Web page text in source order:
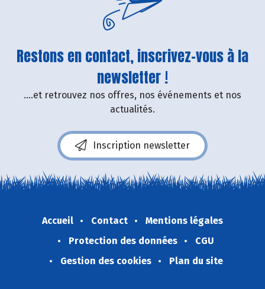
Restons en contact, inscrivez-vous à la
newsletter !
....et retrouvez nos offres, nos événements et nos
actualités.
Inscription newsletter
Accueil Contact
Mentions légales
Protection des données
CGU
Gestion des cookies
Plan du site